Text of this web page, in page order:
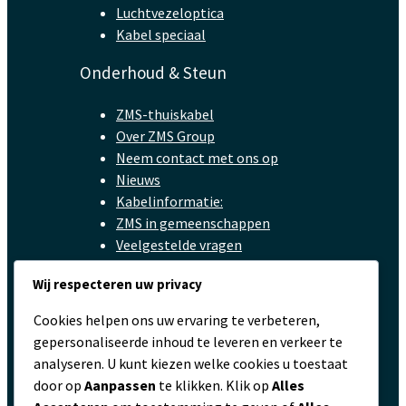
Luchtvezeloptica
Kabel speciaal
Onderhoud & Steun
ZMS-thuiskabel
Over ZMS Group
Neem contact met ons op
Nieuws
Kabelinformatie:
ZMS in gemeenschappen
Veelgestelde vragen
Privacybeleid
servicio@zmscable.es
+86-371-67829333
+86 17303836349
Wij respecteren uw privacy
Cookies helpen ons uw ervaring te verbeteren,
gepersonaliseerde inhoud te leveren en verkeer te
analyseren. U kunt kiezen welke cookies u toestaat
door op Aanpassen te klikken. Klik op Alles